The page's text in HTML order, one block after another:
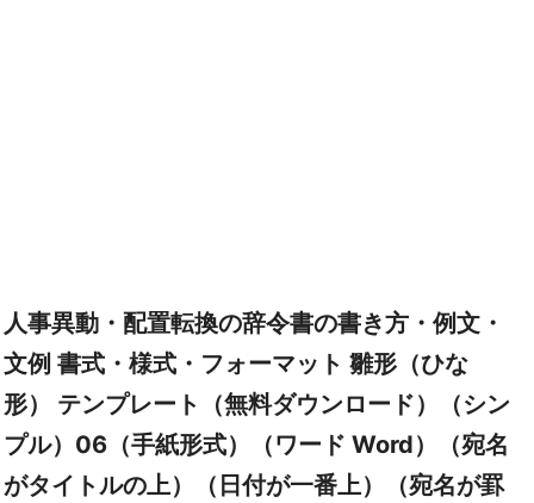
人事異動・配置転換の辞令書の書き方・例文・
文例 書式・様式・フォーマット 雛形（ひな
形） テンプレート（無料ダウンロード）（シン
プル）06（手紙形式）（ワード Word）（宛名
がタイトルの上）（日付が一番上）（宛名が罫